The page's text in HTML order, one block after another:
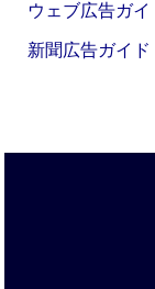
ウェブ広告ガイ
新聞広告ガイド